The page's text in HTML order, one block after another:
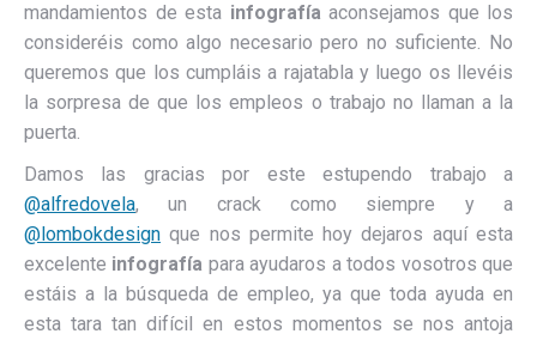
mandamientos de esta infografía aconsejamos que los
consideréis como algo necesario pero no suficiente. No
queremos que los cumpláis a rajatabla y luego os llevéis
la sorpresa de que los empleos o trabajo no llaman a la
puerta.
Damos las gracias por este estupendo trabajo a
@alfredovela, un crack como siempre y a
@lombokdesign que nos permite hoy dejaros aquí esta
excelente infografía para ayudaros a todos vosotros que
estáis a la búsqueda de empleo, ya que toda ayuda en
esta tara tan difícil en estos momentos se nos antoja